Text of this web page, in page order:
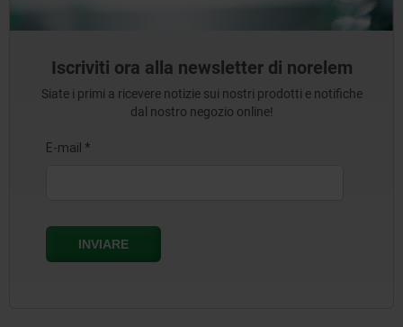
Iscriviti ora alla newsletter di norelem
Siate i primi a ricevere notizie sui nostri prodotti e notifiche
dal nostro negozio online!